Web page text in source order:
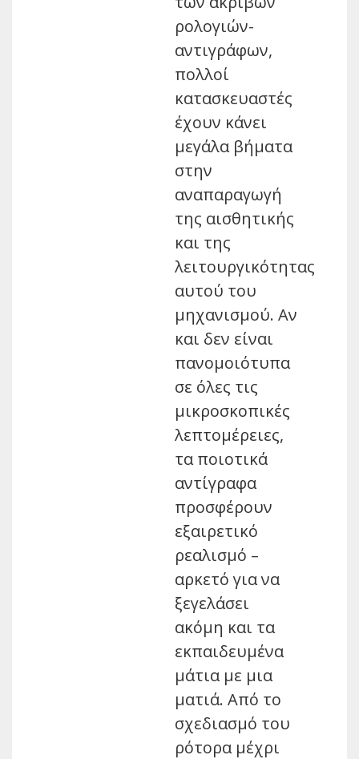
ρολογιών-
αντιγράφων,
πολλοί
κατασκευαστές
έχουν κάνει
μεγάλα βήματα
στην
αναπαραγωγή
της αισθητικής
και της
λειτουργικότητας
αυτού του
μηχανισμού. Αν
και δεν είναι
πανομοιότυπα
σε όλες τις
μικροσκοπικές
λεπτομέρειες,
τα ποιοτικά
αντίγραφα
προσφέρουν
εξαιρετικό
ρεαλισμό –
αρκετό για να
ξεγελάσει
ακόμη και τα
εκπαιδευμένα
μάτια με μια
ματιά. Από το
σχεδιασμό του
ρότορα μέχρι